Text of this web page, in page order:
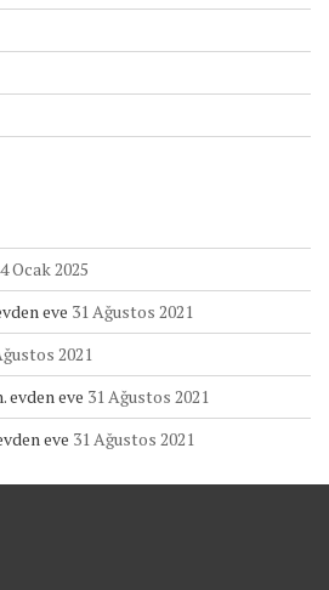
Ocak 2025
eve 31 Ağustos 2021
2021
evden eve 31 Ağustos 2021
eve 31 Ağustos 2021